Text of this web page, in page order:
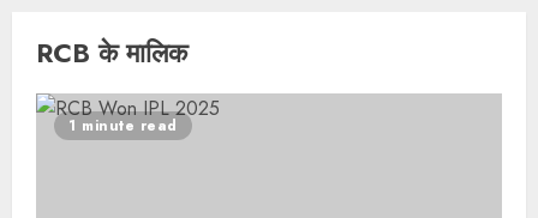
RCB के मालिक
1 minute read